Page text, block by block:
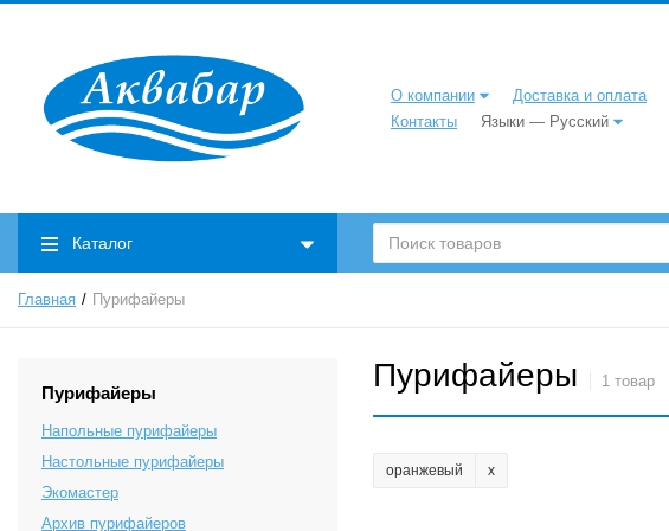
О компании Доставка и оплата
Контакты
Языки — Русский
Каталог
Главная Пурифайеры
Пурифайеры
Напольные пурифайеры
Настольные пурифайеры
Экомастер
Архив пурифайеров
Пурифайеры 1 товар
оранжевый